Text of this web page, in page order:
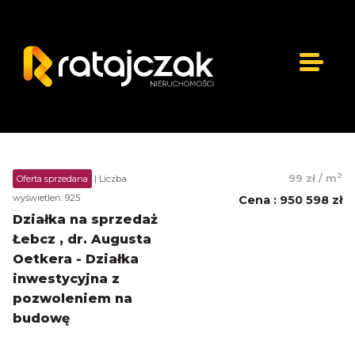
Oferta sprzedana
| Liczba
wyświetleń: 925
Działka na sprzedaż
Łebcz , dr. Augusta
Oetkera - Działka
inwestycyjna z
pozwoleniem na
budowę
99 zł / m2
Cena : 950 598 zł